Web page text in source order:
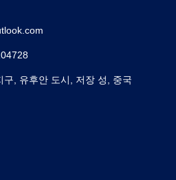
구, 유후안 도시, 저장 성, 중국